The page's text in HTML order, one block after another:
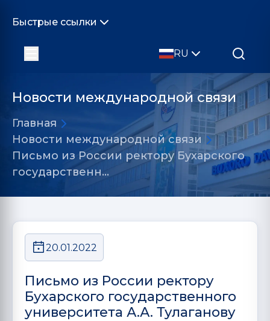
Быстрые ссылки
RU
Новости международной связи
Главная
Новости международной связи
Письмо из России ректору Бухарского
государственн…
20.01.2022
Письмо из России ректору
Бухарского государственного
университета А.А. Тулаганову